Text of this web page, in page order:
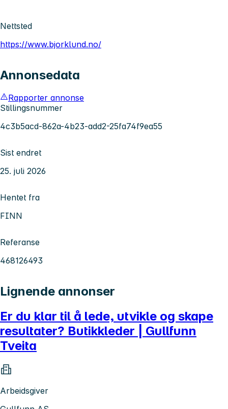
Nettsted
https://www.bjorklund.no/
Annonsedata
Rapporter annonse
Stillingsnummer
4c3b5acd-862a-4b23-add2-25fa74f9ea55
Sist endret
25. juli 2026
Hentet fra
FINN
Referanse
468126493
Lignende annonser
Er du klar til å lede, utvikle og skape
resultater? Butikkleder | Gullfunn
Tveita
Arbeidsgiver